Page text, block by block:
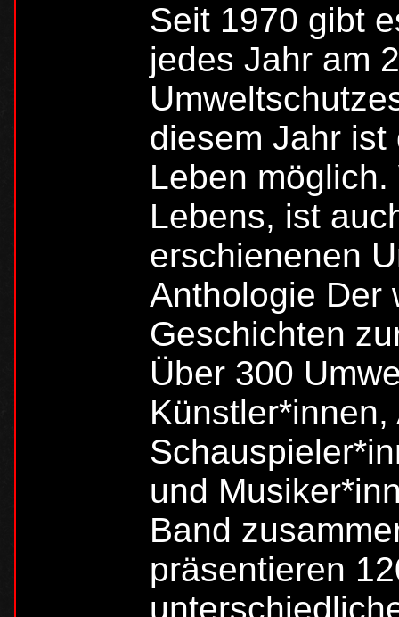
Seit 1970 gibt
jedes Jahr am
diesem Jahr ist
Leben
Lebens, ist
erschienenen
Anthologie Der
Geschichten
Über 300
und
Band
präsentieren